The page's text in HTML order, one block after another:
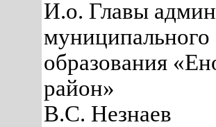
И.о. Главы
муниципального
образования
В.С. Незнаев